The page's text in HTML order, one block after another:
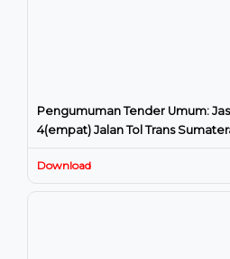
Pengumuman Tender Umum:
4(empat) Jalan Tol Trans
Download